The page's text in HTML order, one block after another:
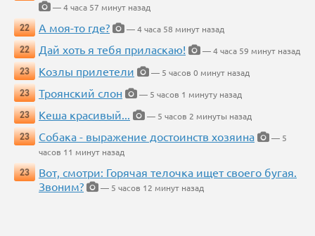
— 4 часа 57 минут назад
22
А моя-то где?
— 4 часа 58 минут назад
22
Дай хоть я тебя приласкаю!
— 4 часа 59 минут назад
23
Козлы прилетели
— 5 часов 0 минут назад
23
Троянский слон
— 5 часов 1 минуту назад
23
Кеша красивый...
— 5 часов 2 минуты назад
23
Собака - выражение достоинств хозяина
— 5
часов 11 минут назад
23
Вот, смотри: Горячая телочка ищет своего бугая.
Звоним?
— 5 часов 12 минут назад